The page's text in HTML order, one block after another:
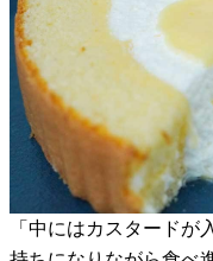
「中にはカスタード